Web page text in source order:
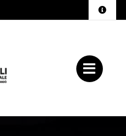
Toggle